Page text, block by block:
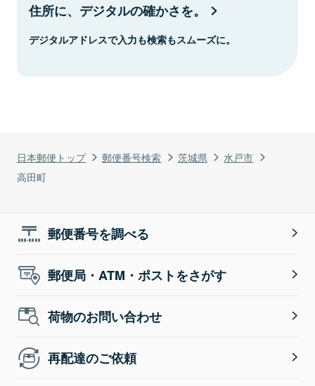
日本郵便トップ 郵便番号検索 茨城県
水戸市
高田町
住所に、デジタルの確かさを。
デジタルアドレスで入力も検索もスムーズに。
郵便番号を調べる
郵便局・ATM・ポストをさがす
荷物のお問い合わせ
再配達のご依頼